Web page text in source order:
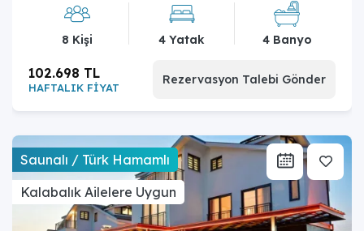
8 Kişi 4 Yatak 4 Banyo
HAFTALIK FİYAT
102.698 TL Rezervasyon Talebi Gönder
Saunalı / Türk Hamamlı
Kalabalık Ailelere Uygun